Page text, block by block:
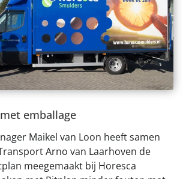
emballage
Maikel van Loon heeft samen
Arno van Laarhoven de
meegemaakt bij Horesca